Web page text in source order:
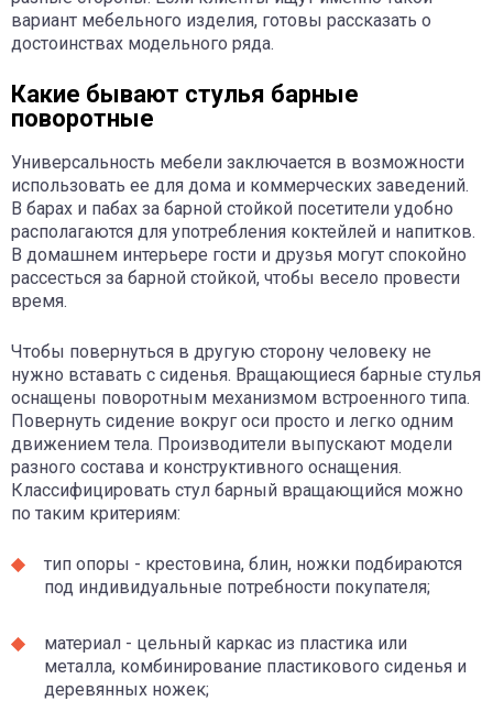
вариант мебельного изделия, готовы рассказать о
достоинствах модельного ряда.
Какие бывают стулья барные
поворотные
Универсальность мебели заключается в возможности
использовать ее для дома и коммерческих заведений.
В барах и пабах за барной стойкой посетители удобно
располагаются для употребления коктейлей и напитков.
В домашнем интерьере гости и друзья могут спокойно
рассесться за барной стойкой, чтобы весело провести
время.
Чтобы повернуться в другую сторону человеку не
нужно вставать с сиденья. Вращающиеся барные стулья
оснащены поворотным механизмом встроенного типа.
Повернуть сидение вокруг оси просто и легко одним
движением тела. Производители выпускают модели
разного состава и конструктивного оснащения.
Классифицировать стул барный вращающийся можно
по таким критериям:
тип опоры - крестовина, блин, ножки подбираются
под индивидуальные потребности покупателя;
материал - цельный каркас из пластика или
металла, комбинирование пластикового сиденья и
деревянных ножек;